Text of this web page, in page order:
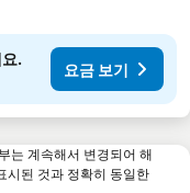
.
요금 보기
는 계속해서 변경되어 해
시된 것과 정확히 동일한